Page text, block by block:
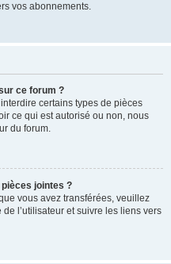
vos abonnements.
ce forum ?
certains types de pièces
ce qui est autorisé ou non, nous
du forum.
jointes ?
vous avez transférées, veuillez
l’utilisateur et suivre les liens vers